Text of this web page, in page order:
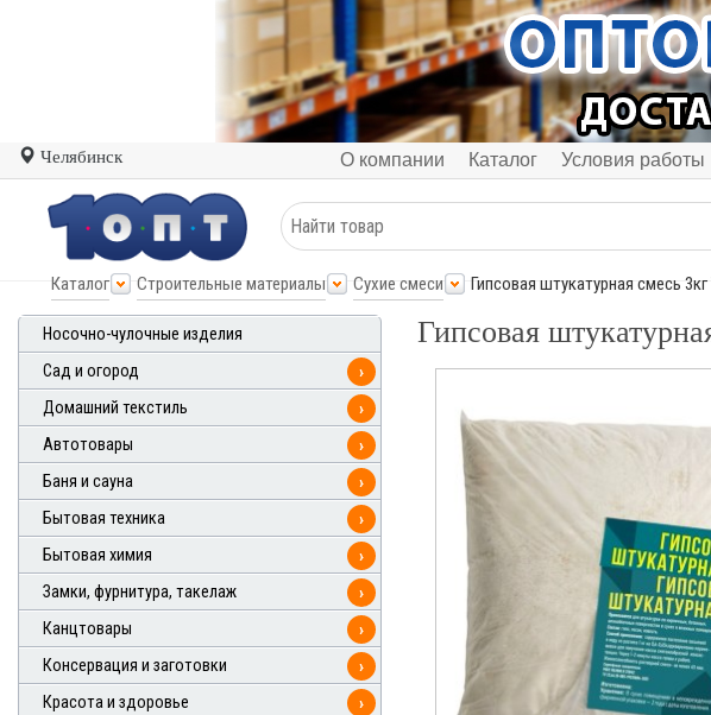
Челябинск О компании Каталог Условия работы
Каталог Строительные материалы Сухие смеси Гипсовая штукатурная смесь
Носочно-чулочные изделия
Сад и огород
›
Домашний текстиль
›
Автотовары
›
Баня и сауна
›
Бытовая техника
›
Бытовая химия
›
Замки, фурнитура, такелаж
›
Канцтовары
›
Консервация и заготовки
›
Красота и здоровье
›
Гипсовая